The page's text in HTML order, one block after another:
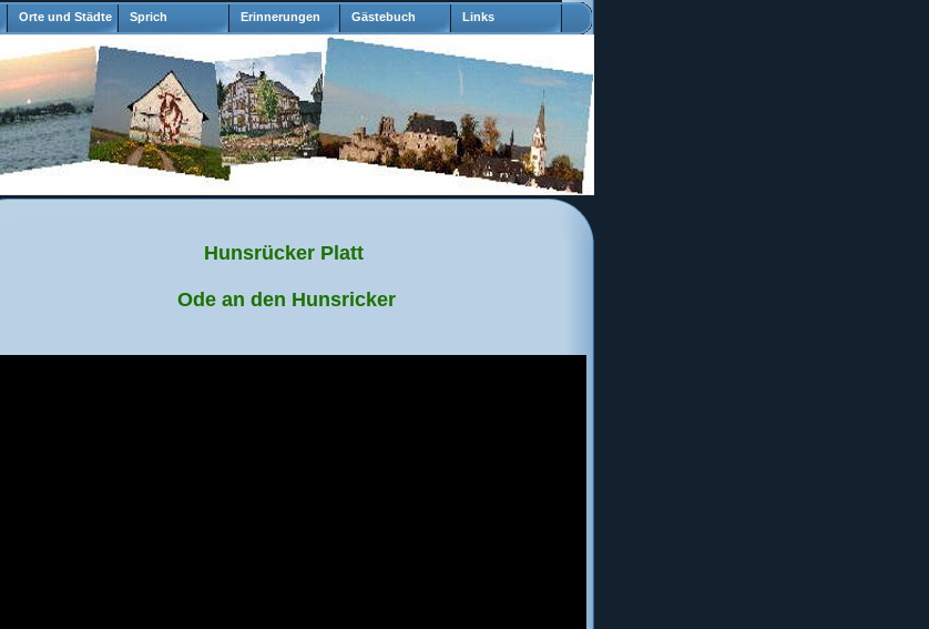
Orte und Städte Sprich Erinnerungen Gästebuch Links
Hunsrücker Platt
Ode an den Hunsricker